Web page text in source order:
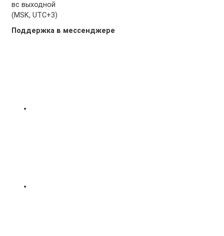
вс выходной
(MSK, UTC+3)
Поддержка в мессенджере